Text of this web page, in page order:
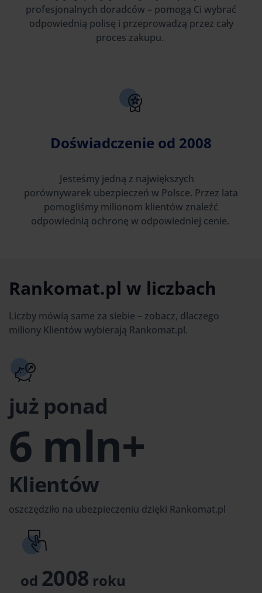
profesjonalnych doradców – pomogą Ci wybrać
odpowiednią polisę i przeprowadzą przez cały
proces zakupu.
Doświadczenie od 2008
Jesteśmy jedną z największych
porównywarek ubezpieczeń w Polsce. Przez lata
pomogliśmy milionom klientów znaleźć
odpowiednią ochronę w odpowiedniej cenie.
Rankomat.pl w liczbach
Liczby mówią same za siebie – zobacz, dlaczego
miliony Klientów wybierają Rankomat.pl.
już ponad
6 mln+
Klientów
oszczędziło na ubezpieczeniu dzięki Rankomat.pl
od 2008 roku